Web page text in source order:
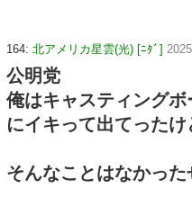
164: 北アメリカ星雲(光) [ﾆﾀﾞ]
公明党
俺はキャスティング
にイキって出てったけ
そんなことはなかった